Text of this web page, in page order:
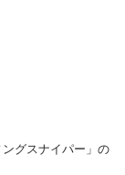
グスナイパー」の